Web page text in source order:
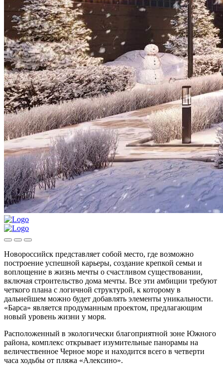
Новороссийск представляет собой место, где возможно
построение успешной карьеры, создание крепкой семьи и
воплощение в жизнь мечты о счастливом существовании,
включая строительство дома мечты. Все эти амбиции требуют
четкого плана с логичной структурой, к которому в
дальнейшем можно будет добавлять элементы уникальности.
«Барса» является продуманным проектом, предлагающим
новый уровень жизни у моря.
Расположенный в экологически благоприятной зоне Южного
района, комплекс открывает изумительные панорамы на
величественное Черное море и находится всего в четверти
часа ходьбы от пляжа «Алексино».